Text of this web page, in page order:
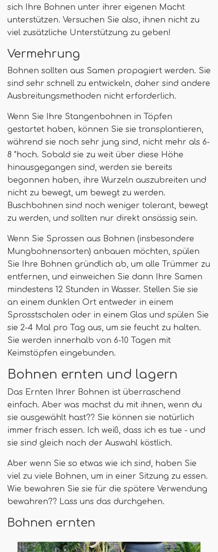
sich Ihre Bohnen unter ihrer eigenen Macht
unterstützen. Versuchen Sie also, ihnen nicht zu
viel zusätzliche Unterstützung zu geben!
Vermehrung
Bohnen sollten aus Samen propagiert werden. Sie
sind sehr schnell zu entwickeln, daher sind andere
Ausbreitungsmethoden nicht erforderlich.
Wenn Sie Ihre Stangenbohnen in Töpfen
gestartet haben, können Sie sie transplantieren,
während sie noch sehr jung sind, nicht mehr als 6-
8 "hoch. Sobald sie zu weit über diese Höhe
hinausgegangen sind, werden sie bereits
begonnen haben, ihre Wurzeln auszubreiten und
nicht zu bewegt, um bewegt zu werden.
Buschbohnen sind noch weniger tolerant, bewegt
zu werden, und sollten nur direkt ansässig sein.
Wenn Sie Sprossen aus Bohnen (insbesondere
Mungbohnensorten) anbauen möchten, spülen
Sie Ihre Bohnen gründlich ab, um alle Trümmer zu
entfernen, und einweichen Sie dann Ihre Samen
mindestens 12 Stunden in Wasser. Stellen Sie sie
an einem dunklen Ort entweder in einem
Sprosstschalen oder in einem Glas und spülen Sie
sie 2-4 Mal pro Tag aus, um sie feucht zu halten.
Sie werden innerhalb von 6-10 Tagen mit
Keimstöpfen eingebunden.
Bohnen ernten und lagern
Das Ernten Ihrer Bohnen ist überraschend
einfach. Aber was machst du mit ihnen, wenn du
sie ausgewählt hast?? Sie können sie natürlich
immer frisch essen. Ich weiß, dass ich es tue - und
sie sind gleich nach der Auswahl köstlich.
Aber wenn Sie so etwas wie ich sind, haben Sie
viel zu viele Bohnen, um in einer Sitzung zu essen.
Wie bewahren Sie sie für die spätere Verwendung
bewahren?? Lass uns das durchgehen.
Bohnen ernten